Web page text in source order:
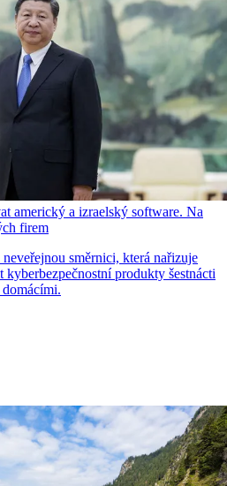
americký a izraelský software. Na
firem
směrnici, která nařizuje
produkty šestnácti